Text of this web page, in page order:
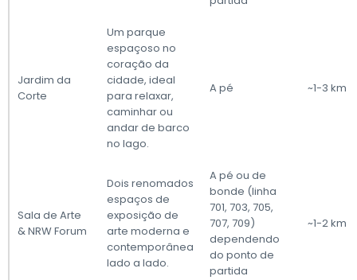
Jardim da
Corte
Um parque
espaçoso no
coração da
cidade, ideal
para relaxar,
caminhar ou
andar de barco
no lago.
A pé ~1-3 km
Sala de Arte
& NRW Forum
Dois renomados
espaços de
exposição de
arte moderna e
contemporânea
lado a lado.
A pé ou de
bonde (linha
701, 703, 705,
707, 709)
dependendo
do ponto de
partida
~1-2 km